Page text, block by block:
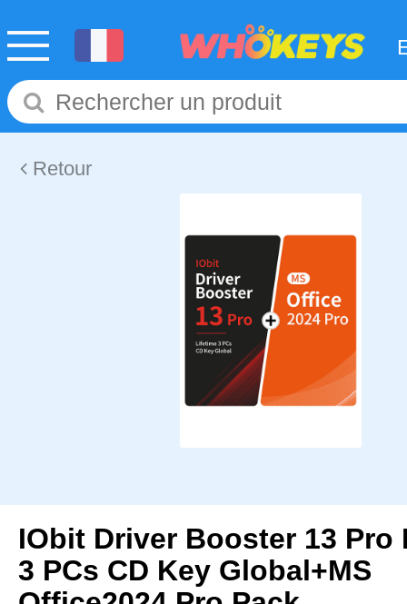
Retour
IObit Driver Booster 13 Pro
3 PCs CD Key Global+MS